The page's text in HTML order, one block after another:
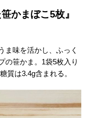
かまぼこ5枚』
ま味を活かし、ふっく
の笹かま。1袋5枚入り
質は3.4g含まれる。